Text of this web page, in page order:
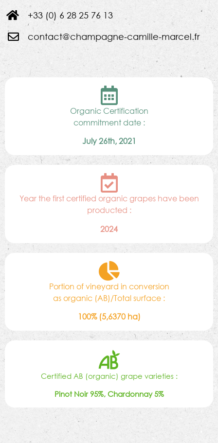
+33 (0) 6 28 25 76 13
contact@champagne-camille-marcel.fr
Organic Certification
commitment date :
July 26th, 2021
Year the first certified organic grapes have been
producted :
2024
Portion of vineyard in conversion
as organic (AB)/Total surface :
100% (5,6370 ha)
Certified AB (organic) grape varieties :
Pinot Noir 95%, Chardonnay 5%